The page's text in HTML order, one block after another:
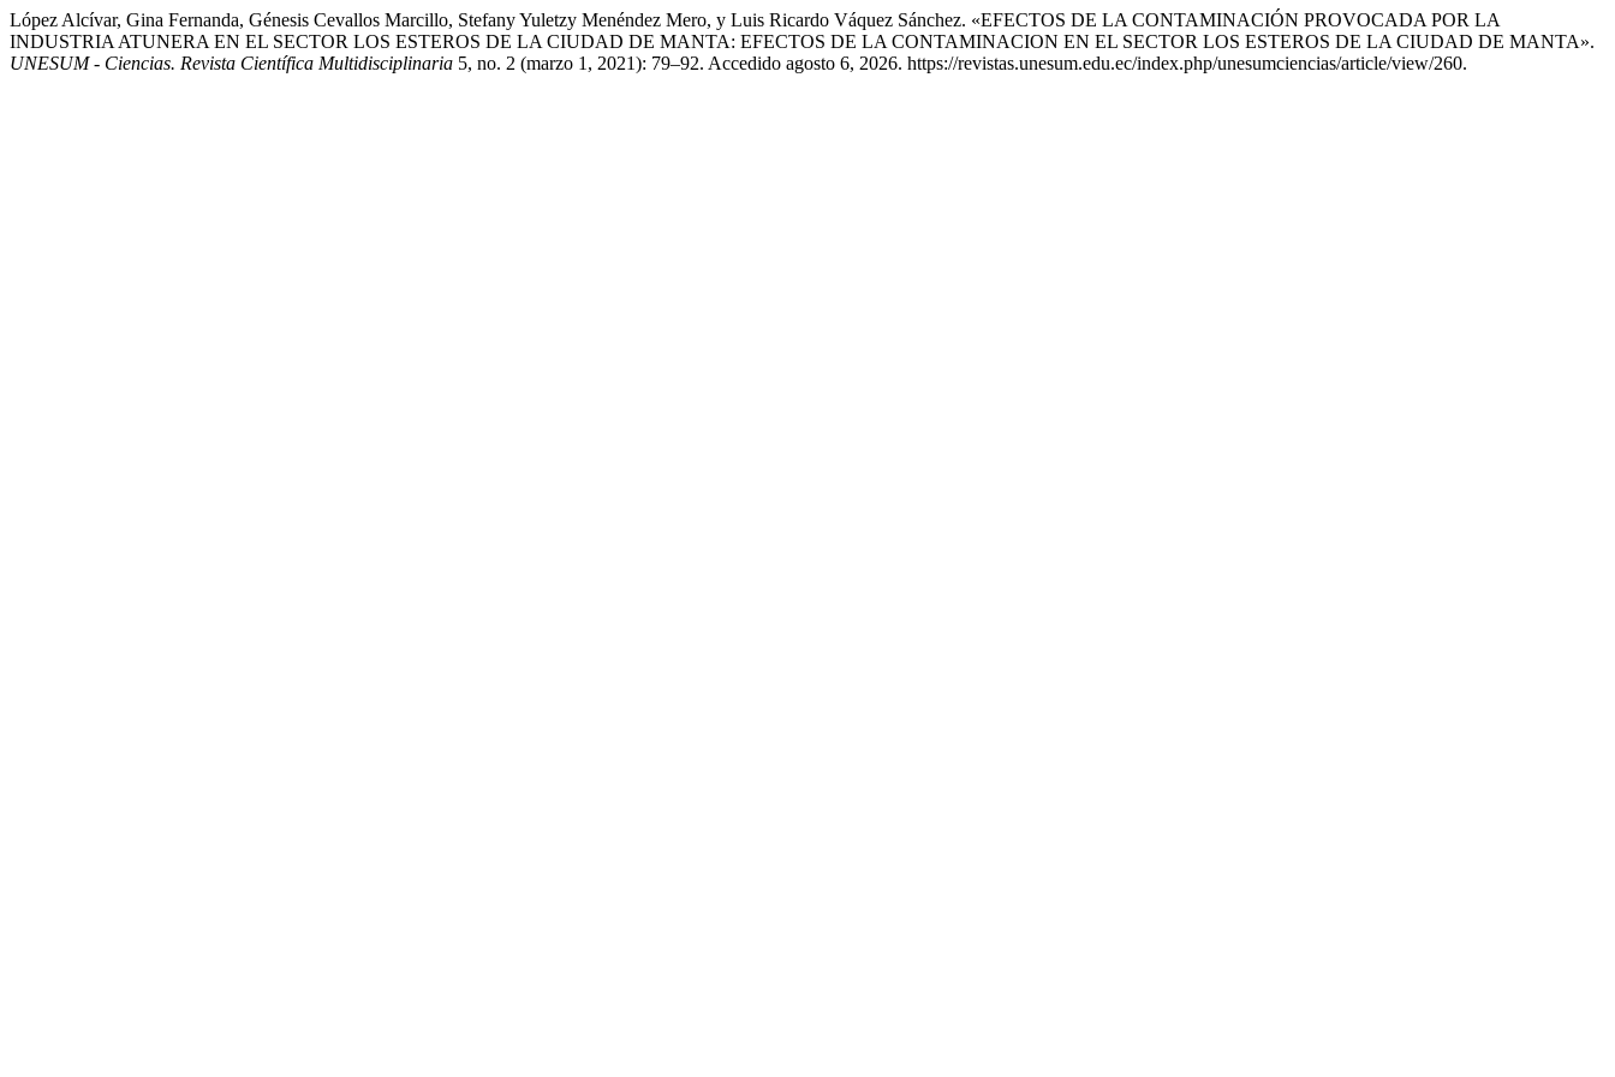
López Alcívar, Gina Fernanda, Génesis Cevallos Marcillo, Stefany Yuletzy Menéndez Mero, y Luis Ricardo Váquez Sánchez. «EFECTOS DE LA CONTAMINACIÓN PROVOCADA POR LA
INDUSTRIA ATUNERA EN EL SECTOR LOS ESTEROS DE LA CIUDAD DE MANTA: EFECTOS DE LA CONTAMINACION EN EL SECTOR LOS ESTEROS DE LA CIUDAD DE MANTA».
UNESUM - Ciencias. Revista Científica Multidisciplinaria 5, no. 2 (marzo 1, 2021): 79–92. Accedido agosto 6, 2026. https://revistas.unesum.edu.ec/index.php/unesumciencias/article/view/260.